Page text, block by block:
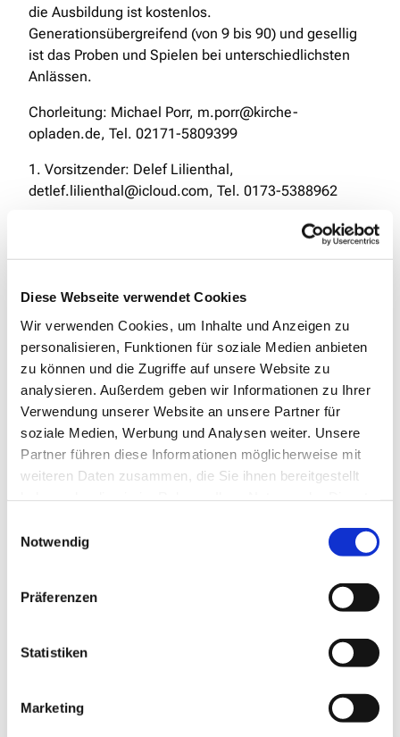
Diese Webseite verwendet Cookies
Wir verwenden Cookies, um Inhalte und Anzeigen zu
personalisieren, Funktionen für soziale Medien anbieten
zu können und die Zugriffe auf unsere Website zu
analysieren. Außerdem geben wir Informationen zu Ihrer
Verwendung unserer Website an unsere Partner für
soziale Medien, Werbung und Analysen weiter. Unsere
Partner führen diese Informationen möglicherweise mit
weiteren Daten zusammen, die Sie ihnen bereitgestellt
Notwendig
Präferenzen
Statistiken
Marketing
die Ausbildung ist kostenlos.
Generationsübergreifend (von 9 bis 90) und gesellig
ist das Proben und Spielen bei unterschiedlichsten
Anlässen.
Chorleitung: Michael Porr, m.porr@kirche-
opladen.de, Tel. 02171-5809399
1. Vorsitzender: Delef Lilienthal,
detlef.lilienthal@icloud.com, Tel. 0173-5388962
Dies könnte Sie auch